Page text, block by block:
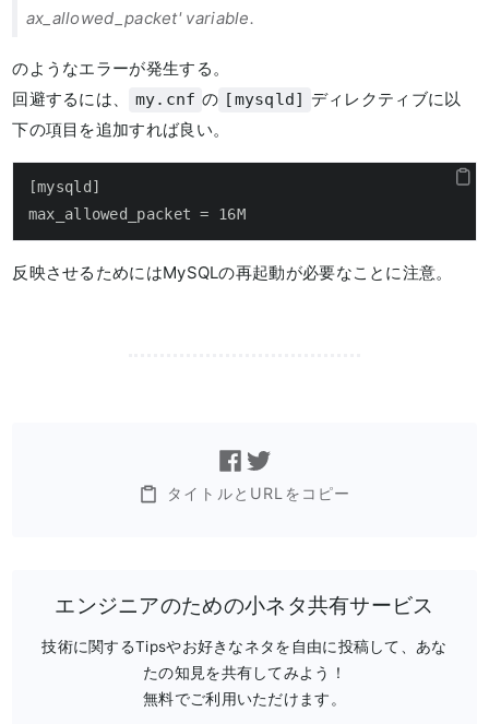
ax_allowed_packet' variable.
のようなエラーが発生する。
回避するには、
my.cnf の [mysqld] ディレクティブに以
下の項目を追加すれば良い。
[mysqld]
max_allowed_packet = 16M
反映させるためにはMySQLの再起動が必要なことに注意。
タイトルとURLをコピー
エンジニアのための小ネタ共有サービス
技術に関するTipsやお好きなネタを自由に投稿して、あな
たの知見を共有してみよう！
無料でご利用いただけます。